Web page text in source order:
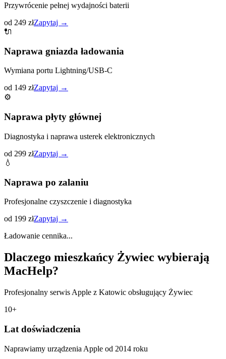
Przywrócenie pełnej wydajności baterii
od 249 złZapytaj →
🔌
Naprawa gniazda ładowania
Wymiana portu Lightning/USB-C
od 149 złZapytaj →
⚙️
Naprawa płyty głównej
Diagnostyka i naprawa usterek elektronicznych
od 299 złZapytaj →
💧
Naprawa po zalaniu
Profesjonalne czyszczenie i diagnostyka
od 199 złZapytaj →
Ładowanie cennika...
Dlaczego mieszkańcy Żywiec wybierają
MacHelp?
Profesjonalny serwis Apple z Katowic obsługujący Żywiec
10+
Lat doświadczenia
Naprawiamy urządzenia Apple od 2014 roku